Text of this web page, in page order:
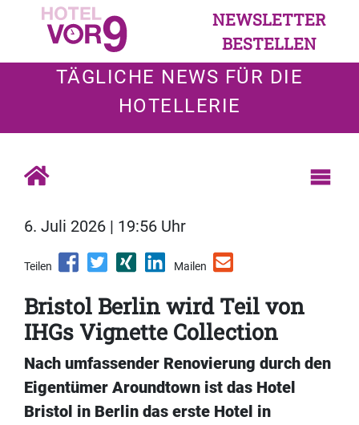
NEWSLETTER
BESTELLEN
TÄGLICHE NEWS FÜR DIE
HOTELLERIE
6. Juli 2026 | 19:56 Uhr
Teilen Mailen
Bristol Berlin wird Teil von
IHGs Vignette Collection
Nach umfassender Renovierung durch den
Eigentümer Aroundtown ist das Hotel
Bristol in Berlin das erste Hotel in